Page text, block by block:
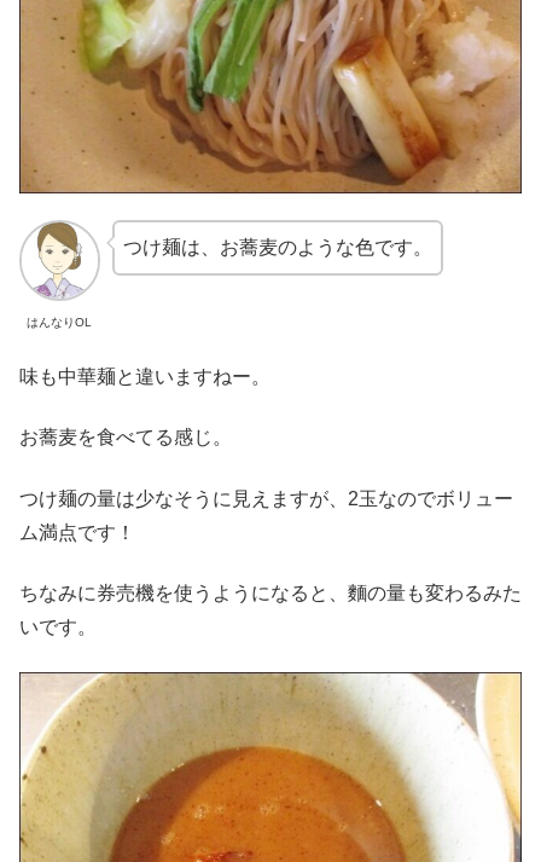
はんなりOL
つけ麺は、お蕎麦のような色です。
味も中華麺と違いますねー。
お蕎麦を食べてる感じ。
つけ麺の量は少なそうに見えますが、2玉なのでボリュー
ム満点です！
ちなみに券売機を使うようになると、麵の量も変わるみた
いです。